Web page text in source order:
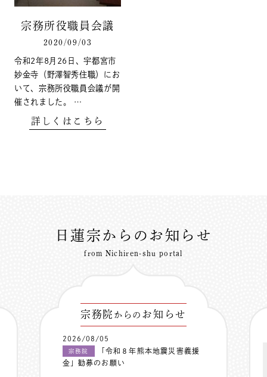
宗務所役職員会議
2020/09/03
令和2年8月26日、宇都宮市
妙金寺（野澤智秀住職）にお
いて、宗務所役職員会議が開
催されました。 …
詳しくはこちら
日蓮宗からのお知らせ
from Nichiren-shu portal
宗務院 からの お知らせ
2026/08/05
宗務院
「令和８年熊本地震災害義援
金」勧募のお願い